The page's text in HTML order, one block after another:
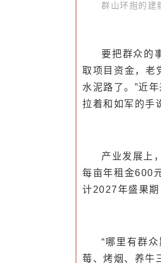
群山环抱的建
要把群众的
取项目资金，老
水泥路了。”近
拉着和如军的手
产业发展上
每亩年租金600
计2027年盛果期
“哪里有群
莓、烤烟、养牛